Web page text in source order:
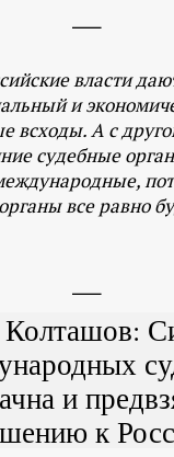
власти
и
всходы. А с
судебные
все равно
и
к